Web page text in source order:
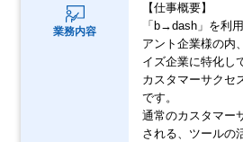
業務内容
【仕事概要】
「b→dash」を利
アント企業様の内
イズ企業に特化し
カスタマーサクセ
です。
通常のカスタマー
される、ツールの